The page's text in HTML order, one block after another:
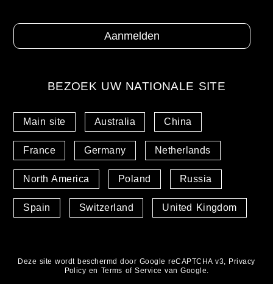
BEZOEK UW NATIONALE SITE
Main site Australia China
France Germany Netherlands
North America Poland Russia
Spain Switzerland United Kingdom
Deze site wordt beschermd door Google reCAPTCHA v3, Privacy
Policy en Terms of Service van Google.